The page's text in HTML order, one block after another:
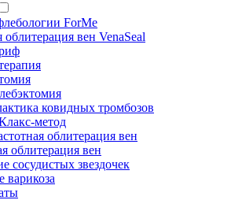
ForMe
облитерация вен VenaSeal
ковидных тромбозов
метод
облитерация вен
облитерация вен
сосудистых звездочек
варикоза